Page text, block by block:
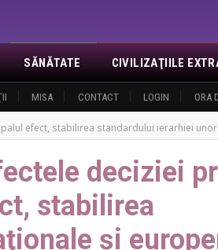
MISA CONTACT LOGIN ORA
SĂNĂTATE CIVILIZAŢIILE
efect, stabilirea standardului ierarhiei
deciziei
stabilirea
şi